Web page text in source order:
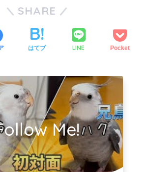
SHARE
はてブ LINE Pocket
Me!